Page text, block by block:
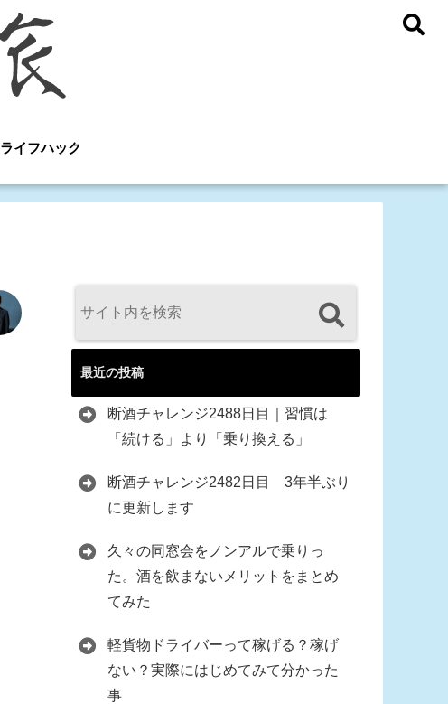
ライフハック
最近の投稿
断酒チャレンジ2488日目｜習慣は
「続ける」より「乗り換える」
断酒チャレンジ2482日目 3年半ぶり
に更新します
久々の同窓会をノンアルで乗りっ
た。酒を飲まないメリットをまとめ
てみた
軽貨物ドライバーって稼げる？稼げ
ない？実際にはじめてみて分かった
事